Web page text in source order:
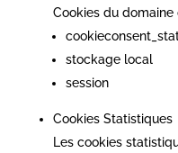
Cookies du
stockage local
session
Cookies Statistiques
Les cookies